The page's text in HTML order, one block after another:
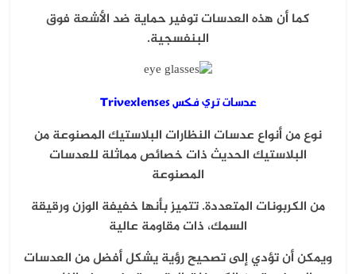
كما أن هذه العدسات توفير حماية ضد الأشعة فوق
البنفسجية.
عدسات تري فكس Trivexlenses
نوع من أنواع عدسات النظارات البلاستيك المصنوعة من
البلاستيك الحديث ذات خصائص مماثلة للعدسات
المصنوعة
من الكربونات المتعددة. تتميز بأنها خفيفة الوزن ورقيقة
السمك، ذات مقاومة عالية
ويمكن أن تؤدي إلى تصحيح رؤية يشكل أفضل من العدسات